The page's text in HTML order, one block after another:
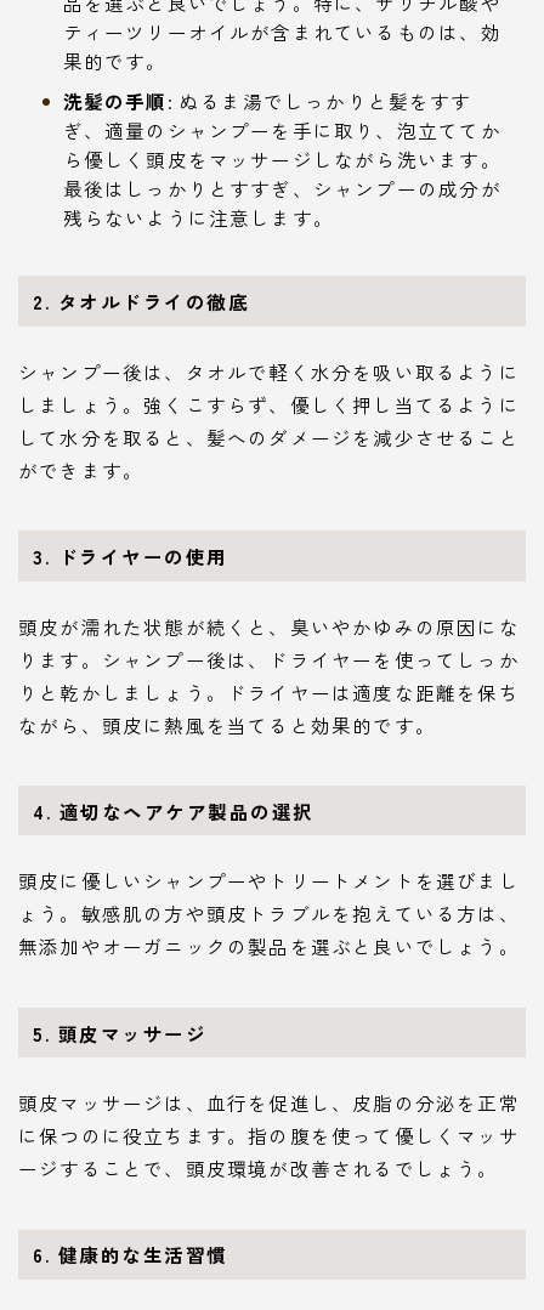
ティーツリーオイルが含まれているものは、効
果的です。
洗髪の手順: ぬるま湯でしっかりと髪をすす
ぎ、適量のシャンプーを手に取り、泡立ててか
ら優しく頭皮をマッサージしながら洗います。
最後はしっかりとすすぎ、シャンプーの成分が
残らないように注意します。
2. タオルドライの徹底
シャンプー後は、タオルで軽く水分を吸い取るように
しましょう。強くこすらず、優しく押し当てるように
して水分を取ると、髪へのダメージを減少させること
ができます。
3. ドライヤーの使用
頭皮が濡れた状態が続くと、臭いやかゆみの原因にな
ります。シャンプー後は、ドライヤーを使ってしっか
りと乾かしましょう。ドライヤーは適度な距離を保ち
ながら、頭皮に熱風を当てると効果的です。
4. 適切なヘアケア製品の選択
頭皮に優しいシャンプーやトリートメントを選びまし
ょう。敏感肌の方や頭皮トラブルを抱えている方は、
無添加やオーガニックの製品を選ぶと良いでしょう。
5. 頭皮マッサージ
頭皮マッサージは、血行を促進し、皮脂の分泌を正常
に保つのに役立ちます。指の腹を使って優しくマッサ
ージすることで、頭皮環境が改善されるでしょう。
6. 健康的な生活習慣